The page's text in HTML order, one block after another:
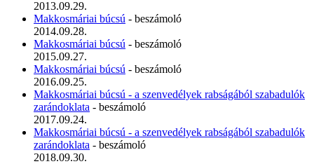
2013.09.29.
Makkosmáriai búcsú - beszámoló
2014.09.28.
Makkosmáriai búcsú - beszámoló
2015.09.27.
Makkosmáriai búcsú - beszámoló
2016.09.25.
Makkosmáriai búcsú - a szenvedélyek rabságából szabadulók
zarándoklata - beszámoló
2017.09.24.
Makkosmáriai búcsú - a szenvedélyek rabságából szabadulók
zarándoklata - beszámoló
2018.09.30.